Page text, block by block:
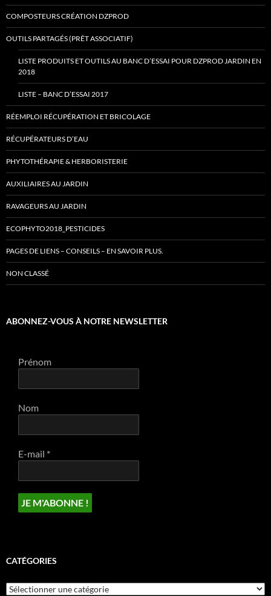
COMPOSTEURS CRÉATION DZPROD
OUTILS PARTAGÉS (PRÊT ASSOCIATIF)
LISTE PRODUITS ET OUTILS AU BANC D’ESSAI POUR DZPROD JARDIN EN
2018
LISTE – BANC D’ESSAI 2017
RÉEMPLOI RÉCUPÉRATION ET BRICOLAGE
RÉCUPÉRATEURS D’EAU
PHYTOTHÉRAPIE & HERBORISTERIE
AUXILIAIRES AU JARDIN
RAVAGEURS AU JARDIN
ECOPHYTO2018_PESTICIDES
PAGES DE LIENS – CONSEILS – EN SAVOIR PLUS.
NON CLASSÉ
ABONNEZ-VOUS À NOTRE NEWSLETTER
Prénom
Nom
E-mail *
CATÉGORIES
Catégories